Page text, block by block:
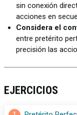
sin conexión
acciones en
Considera el
entre pretérito
precisión las
EJERCICIOS